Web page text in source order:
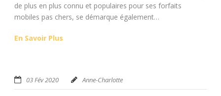
de plus en plus connu et populaires pour ses forfaits
mobiles pas chers, se démarque également…
En Savoir Plus
03 Fév 2020 Anne-Charlotte